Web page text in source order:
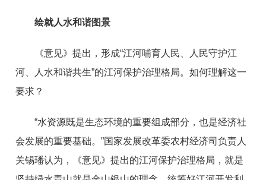
绘就人水和谐图景
《意见》提出，形成“江河哺育人民、人民守护江
河、人水和谐共生”的江河保护治理格局。如何理解这一
要求？
“水资源既是生态环境的重要组成部分，也是经济社
会发展的重要基础。”国家发展改革委农村经济司负责人
关锡璠认为，《意见》提出的江河保护治理格局，就是